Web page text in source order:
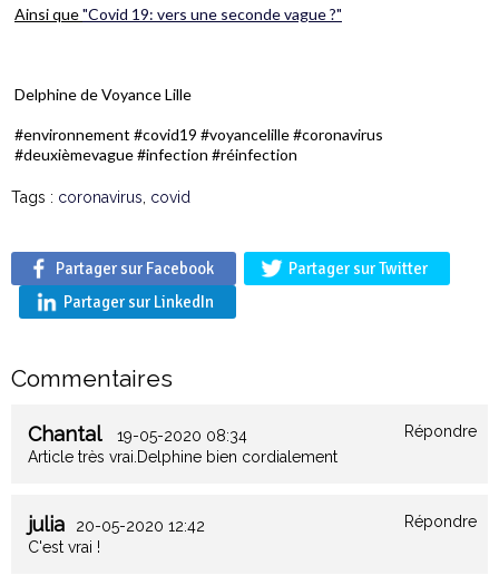
Ainsi que"Covid 19: vers une seconde vague ?"
Delphine de Voyance Lille
#environnement #covid19 #voyancelille #coronavirus
#deuxièmevague #infection #réinfection
Tags : coronavirus covid
Partager sur Facebook
Partager sur Twitter
Partager sur LinkedIn
Commentaires
Chantal 19-05-2020 08:34
Répondre
Article très vrai.Delphine bien cordialement
julia 20-05-2020 12:42
Répondre
C'est vrai !